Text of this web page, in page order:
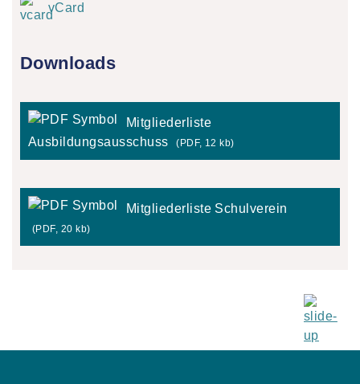
vCard
Downloads
Mitgliederliste
Ausbildungsausschuss
(PDF, 12 kb)
Mitgliederliste Schulverein
(PDF, 20 kb)